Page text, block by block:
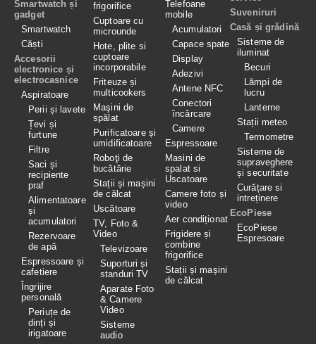
Smartwatch și
gadget
Smartwatch
Căști
Accesorii
electronice și
electrocasnice
Aspiratoare
Perii și lavete
Țevi și
furtune
Filtre
Saci și
recipiente
praf
Alimentatoare
și
acumulatori
Rezervoare
de apă
Espressoare și
cafetiere
Îngrijire
personală
Periuțe de
dinți și
irigatoare
frigorifice
Cuptoare cu
microunde
Hote, plite si
cuptoare
incorporabile
Friteuze și
multicookers
Maşini de
spălat
Purificatoare și
umidificatoare
Roboţi de
bucătărie
Stații și mașini
de călcat
Uscătoare
TV, Foto &
Video
Televizoare
Suporturi și
standuri TV
Aparate Foto
& Camere
Video
Sisteme
audio
Telefoane
mobile
Acumulatori
Capace spate
Display
Adezivi
Antene NFC
Conectori
încărcare
Camere
Espressoare
Masini de
spalat si
Uscatoare
Camere foto și
video
Aer condiționat
Frigidere și
combine
frigorifice
Stații și mașini
de călcat
Suveniruri
Casă și grădină
Sisteme de
iluminat
Becuri
Lămpi de
lucru
Lanterne
Stații meteo
Termometre
Sisteme de
supraveghere
și securitate
Curățare si
intreținere
EcoPiese
EcoPiese
Espresoare